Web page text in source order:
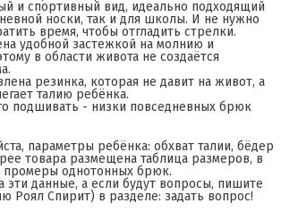
и спортивный вид, идеально подходящий
носки, так и для школы. И не нужно
время, чтобы отгладить стрелки.
удобной застежкой на молнию и
в области живота не создаётся
резинка, которая не давит на живот, а
талию ребёнка.
подшивать - низки повседневных брюк
параметры ребёнка: обхват талии, бёдер
товара размещена таблица размеров, в
промеры однотонных брюк.
эти данные, а если будут вопросы, пишите
Роял Спирит) в разделе: задать вопрос!